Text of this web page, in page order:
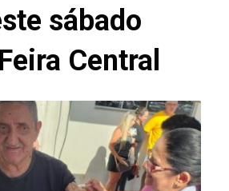
sábado
Central